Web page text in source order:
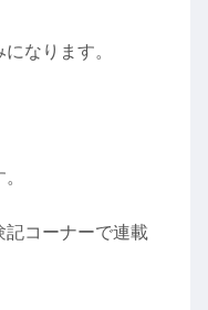
なります。
記コーナーで連載